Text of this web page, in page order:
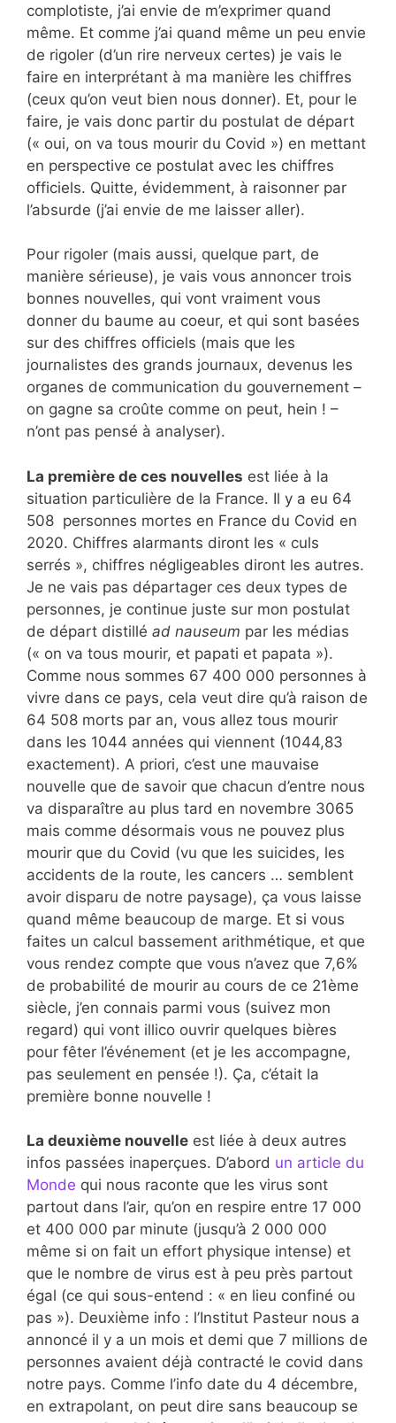
complotiste, j’ai envie de m’exprimer quand
même. Et comme j’ai quand même un peu envie
de rigoler (d’un rire nerveux certes) je vais le
faire en interprétant à ma manière les chiffres
(ceux qu’on veut bien nous donner). Et, pour le
faire, je vais donc partir du postulat de départ
(« oui, on va tous mourir du Covid ») en mettant
en perspective ce postulat avec les chiffres
officiels. Quitte, évidemment, à raisonner par
l’absurde (j’ai envie de me laisser aller).
Pour rigoler (mais aussi, quelque part, de
manière sérieuse), je vais vous annoncer trois
bonnes nouvelles, qui vont vraiment vous
donner du baume au coeur, et qui sont basées
sur des chiffres officiels (mais que les
journalistes des grands journaux, devenus les
organes de communication du gouvernement –
on gagne sa croûte comme on peut, hein ! –
n’ont pas pensé à analyser).
La première de ces nouvelles est liée à la
situation particulière de la France. Il y a eu 64
508 personnes mortes en France du Covid en
2020. Chiffres alarmants diront les « culs
serrés », chiffres négligeables diront les autres.
Je ne vais pas départager ces deux types de
personnes, je continue juste sur mon postulat
de départ distillé ad nauseum par les médias
(« on va tous mourir, et papati et papata »).
Comme nous sommes 67 400 000 personnes à
vivre dans ce pays, cela veut dire qu’à raison de
64 508 morts par an, vous allez tous mourir
dans les 1044 années qui viennent (1044,83
exactement). A priori, c’est une mauvaise
nouvelle que de savoir que chacun d’entre nous
va disparaître au plus tard en novembre 3065
mais comme désormais vous ne pouvez plus
mourir que du Covid (vu que les suicides, les
accidents de la route, les cancers … semblent
avoir disparu de notre paysage), ça vous laisse
quand même beaucoup de marge. Et si vous
faites un calcul bassement arithmétique, et que
vous rendez compte que vous n’avez que 7,6%
de probabilité de mourir au cours de ce 21ème
siècle, j’en connais parmi vous (suivez mon
regard) qui vont illico ouvrir quelques bières
pour fêter l’événement (et je les accompagne,
pas seulement en pensée !). Ça, c’était la
première bonne nouvelle !
La deuxième nouvelle est liée à deux autres
infos passées inaperçues. D’abord un article du
Monde qui nous raconte que les virus sont
partout dans l’air, qu’on en respire entre 17 000
et 400 000 par minute (jusqu’à 2 000 000
même si on fait un effort physique intense) et
que le nombre de virus est à peu près partout
égal (ce qui sous-entend : « en lieu confiné ou
pas »). Deuxième info : l’Institut Pasteur nous a
annoncé il y a un mois et demi que 7 millions de
personnes avaient déjà contracté le covid dans
notre pays. Comme l’info date du 4 décembre,
en extrapolant, on peut dire sans beaucoup se